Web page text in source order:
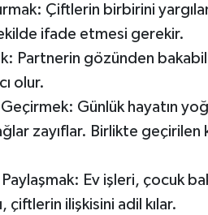
Çiftlerin birbirini
ifade etmesi gerekir.
Partnerin gözünden
olur.
Günlük hayatın
zayıflar. Birlikte geçirilen
Ev işleri, çocuk
çiftlerin ilişkisini adil kılar.